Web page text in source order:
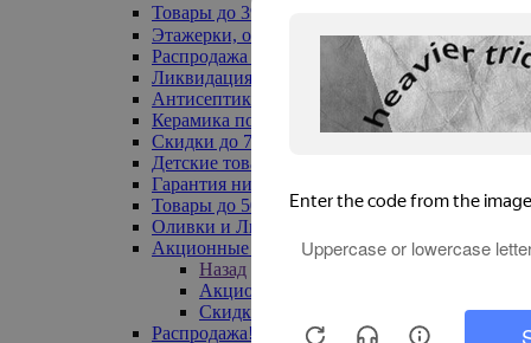
Товары до 399₽
Этажерки, обувницы
Распродажа текстиля до -50%
Ликвидация до -70%
Антисептики
Керамика по 129 руб
Скидки до 70%
Детские товары
Гарантия низкой цены
Товары до 500 руб
Оливки и Лимоны
Акционные товары
Назад
Акционные товары
Скидка 20% по промокоду
Распродажа! Ульяновск до -70%